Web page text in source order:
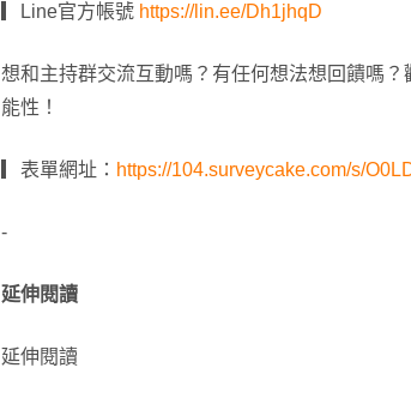
▎Line官方帳號 https://lin.ee/Dh1jhqD
想和主持群交流互動嗎？有任何想法想回饋嗎
能性！
▎表單網址： https://104.surveycake.com/s/
-
延伸閱讀
延伸閱讀